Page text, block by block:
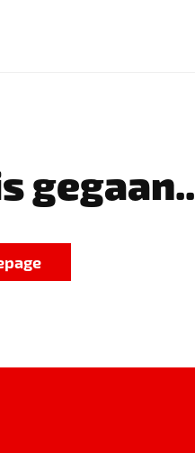
gegaan..